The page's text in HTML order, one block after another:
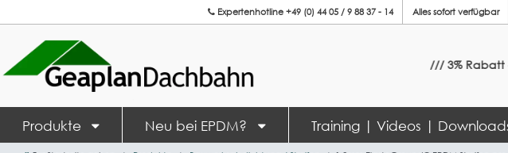
Expertenhotline +49 (0) 44 05 / 9 88 37 - 14 Alles sofort verfügbar
/// 3% Rabatt auf
Produkte Neu bei EPDM? Training | Videos |